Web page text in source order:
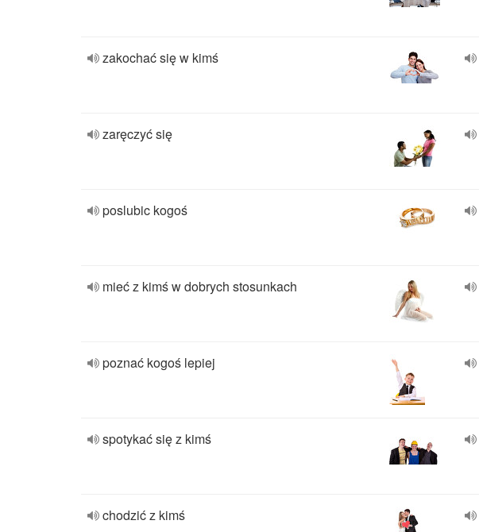
zakochać się w kimś
zaręczyć się
poslubic kogoś
mieć z kimś w dobrych stosunkach
poznać kogoś lepiej
spotykać się z kimś
chodzić z kimś